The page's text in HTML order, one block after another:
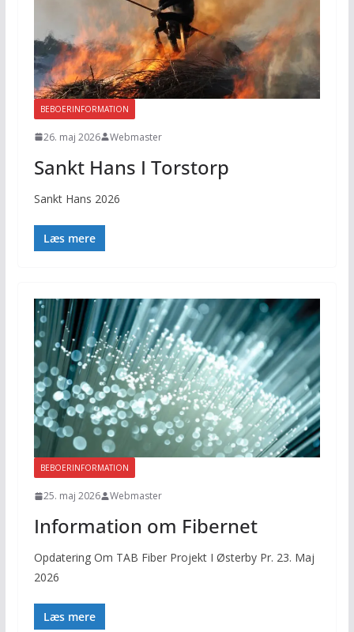
BEBOERINFORMATION
26. maj 2026 Webmaster
Sankt Hans I Torstorp
Sankt Hans 2026
Læs mere
BEBOERINFORMATION
25. maj 2026 Webmaster
Information om Fibernet
Opdatering Om TAB Fiber Projekt I Østerby Pr. 23. Maj
2026
Læs mere